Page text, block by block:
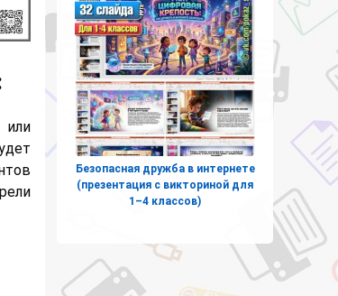
или
Безопасная дружба в интернете
(презентация с викториной для
1–4 классов)